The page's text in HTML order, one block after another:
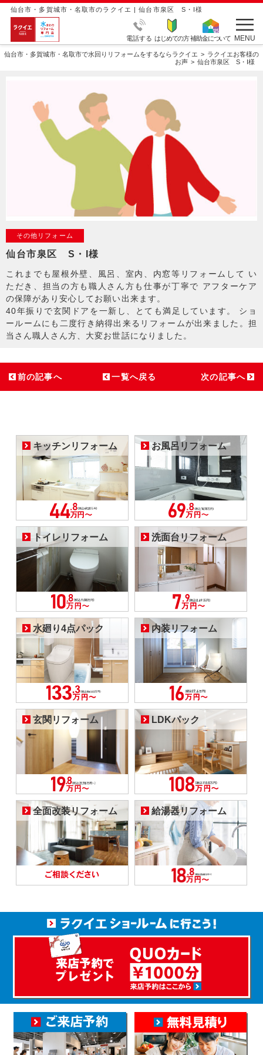
仙台市・多賀城市・名取市のラクイエ | 仙台市泉区 S・I様
電話する はじめての方補助金について MENU
仙台市・多賀城市・名取市で水回りリフォームをするならラクイエ
ラクイエお客様の
お声
仙台市泉区 S・I様
その他リフォーム
仙台市泉区 S・I様
これまでも屋根外壁、風呂、室内、内窓等リフォームして い
ただき、担当の方も職人さん方も仕事が丁寧で アフターケア
の保障があり安心してお願い出来ます。
40年振りで玄関ドアを一新し、とても満足しています。 ショ
ールームにも二度行き納得出来るリフォームが出来ました。担
当さん職人さん方、大変お世話になりました。
前の記事へ 一覧へ戻る 次の記事へ
キッチンリフォーム お風呂リフォーム
トイレリフォーム 洗面台リフォーム
水廻り4点パック 内装リフォーム
玄関リフォーム LDKパック
全面改装リフォーム 給湯器リフォーム